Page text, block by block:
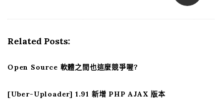
Related Posts:
Open Source 軟體之間也這麼競爭喔?
[Uber-Uploader] 1.91 新增 PHP AJAX 版本